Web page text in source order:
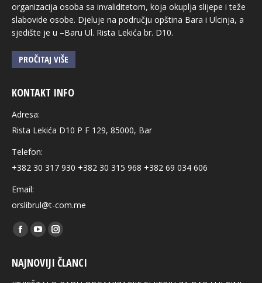
organizacija osoba sa invaliditetom, koja okuplja slijepe i teže
slabovide osobe. Djeluje na području opština Bara i Ulcinja, a
sjedište je u –Baru Ul. Rista Lekića br. D10.
PROČITAJ VIŠE
KONTAKT INFO
Adresa:
Rista Lekića D10 P F 129, 85000, Bar
Telefon:
+382 30 317 930 +382 30 315 968 +382 69 034 606
Email:
orslibrul@t-com.me
Find us on:
Facebook
opens
YouTube
opens
Instagram
opens
NAJNOVIJI ČLANCI